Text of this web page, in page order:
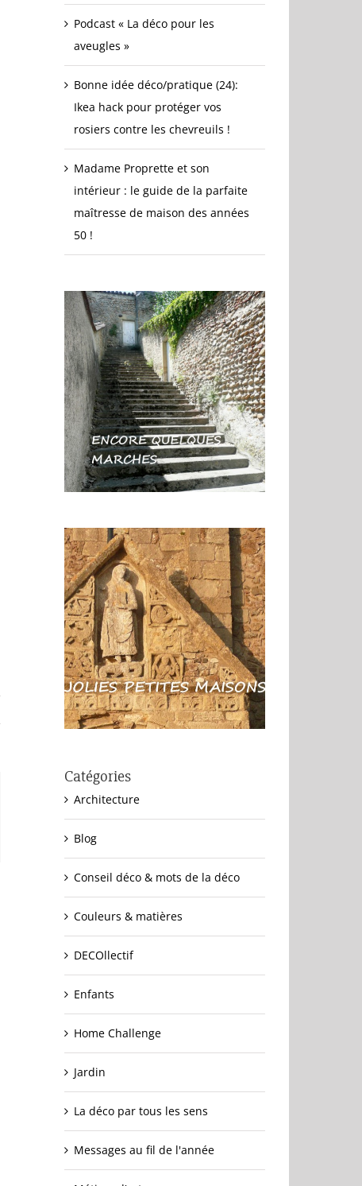
Podcast « La déco pour les
aveugles »
Bonne idée déco/pratique (24):
Ikea hack pour protéger vos
rosiers contre les chevreuils !
Madame Proprette et son
intérieur : le guide de la parfaite
maîtresse de maison des années
50 !
Catégories
Architecture
Blog
Conseil déco & mots de la déco
Couleurs & matières
DECOllectif
Enfants
Home Challenge
Jardin
La déco par tous les sens
Messages au fil de l'année